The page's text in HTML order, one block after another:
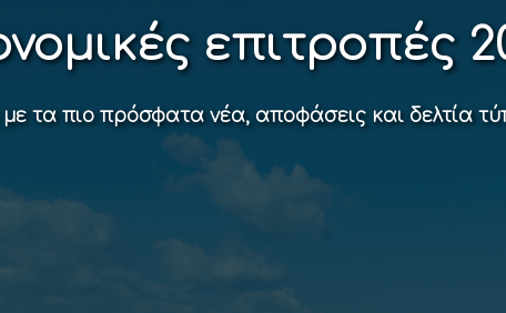
επιτροπές
τα πιο πρόσφατα νέα, αποφάσεις και δελτία